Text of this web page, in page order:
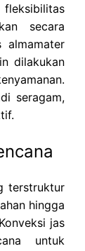
fleksibilitas
secara
almamater
dilakukan
seragam,
terstruktur
hingga
jas
untuk